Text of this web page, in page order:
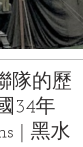
隊的歷
34年
| 黑水